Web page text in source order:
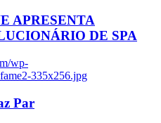
APRESENTA
DE SPA
wp-
335x256.jpg
Par